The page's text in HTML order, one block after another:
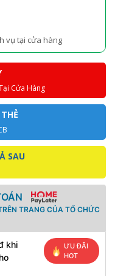
vụ tại cửa hàng
Cửa Hàng
SAU
TRANG CỦA TỔ CHỨC
khi
ƯU ĐÃI
HOT